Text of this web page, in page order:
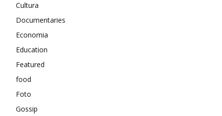
Cultura
Documentaries
Economia
Education
Featured
food
Foto
Gossip